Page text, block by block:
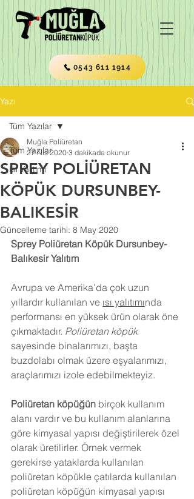
0543 611 1914
Yazı
Tüm Yazılar
Isı Yalıtımı
Tüm Yazılar
SPREY POLİÜRETAN
KÖPÜK DURSUNBEY-
BALIKESİR
Muğla Poliüretan
27 Nis 2020 3 dakikada okunur
Güncelleme tarihi: 8 May 2020
Sprey Poliüretan Köpük Dursunbey-
Balıkesir Yalıtım
Avrupa ve Amerika’da çok uzun
yıllardır kullanılan ve ısı yalıtımında
performansı en yüksek ürün olarak öne
çıkmaktadır. Poliüretan köpük
sayesinde binalarımızı, başta
buzdolabı olmak üzere eşyalarımızı,
araçlarımızı izole edebilmekteyiz.
Poliüretan köpüğün birçok kullanım
alanı vardır ve bu kullanım alanlarına
göre kimyasal yapısı değiştirilerek özel
olarak üretilirler. Örnek vermek
gerekirse yataklarda kullanılan
poliüretan köpükle çatılarda kullanılan
poliüretan köpüğün kimyasal yapısı